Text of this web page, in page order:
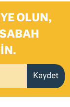
OLUN,
Kaydet